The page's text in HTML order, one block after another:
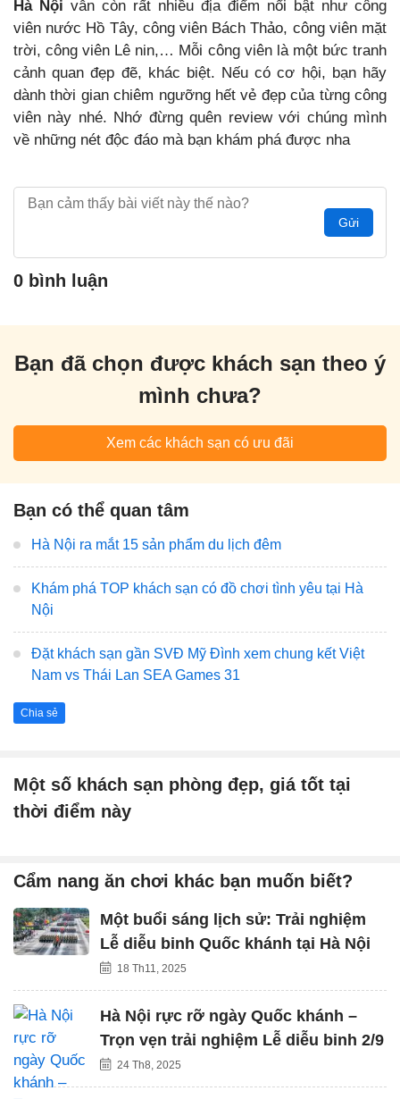
Hà Nội vẫn còn rất nhiều địa điểm nổi bật như công
viên nước Hồ Tây, công viên Bách Thảo, công viên mặt
trời, công viên Lê nin,… Mỗi công viên là một bức tranh
cảnh quan đẹp đẽ, khác biệt. Nếu có cơ hội, bạn hãy
dành thời gian chiêm ngưỡng hết vẻ đẹp của từng công
viên này nhé. Nhớ đừng quên review với chúng mình
về những nét độc đáo mà bạn khám phá được nha
Gửi
0 bình luận
Bạn đã chọn được khách sạn theo ý
mình chưa?
Xem các khách sạn có ưu đãi
Bạn có thể quan tâm
Hà Nội ra mắt 15 sản phẩm du lịch đêm
Khám phá TOP khách sạn có đồ chơi tình yêu tại Hà
Nội
Đặt khách sạn gần SVĐ Mỹ Đình xem chung kết Việt
Nam vs Thái Lan SEA Games 31
Chia sẻ
Một số khách sạn phòng đẹp, giá tốt tại
thời điểm này
Cẩm nang ăn chơi khác bạn muốn biết?
Một buổi sáng lịch sử: Trải nghiệm
Lễ diễu binh Quốc khánh tại Hà Nội
18 Th11, 2025
Hà Nội rực rỡ ngày Quốc khánh –
Trọn vẹn trải nghiệm Lễ diễu binh 2/9
24 Th8, 2025